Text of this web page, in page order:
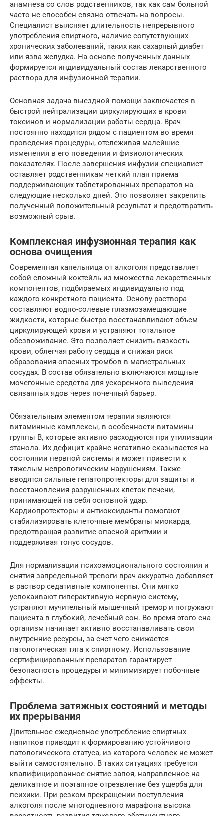
анамнеза со слов родственников, так как сам больной
часто не способен связно отвечать на вопросы.
Специалист выясняет длительность непрерывного
употребления спиртного, наличие сопутствующих
хронических заболеваний, таких как сахарный диабет
или язва желудка. На основе полученных данных
формируется индивидуальный состав лекарственного
раствора для инфузионной терапии.
Основная задача выездной помощи заключается в
быстрой нейтрализации циркулирующих в крови
токсинов и нормализации работы сердца. Врач
постоянно находится рядом с пациентом во время
проведения процедуры, отслеживая малейшие
изменения в его поведении и физиологических
показателях. После завершения инфузии специалист
оставляет родственникам четкий план приема
поддерживающих таблетированных препаратов на
следующие несколько дней. Это позволяет закрепить
полученный положительный результат и предотвратить
возможный срыв.
Комплексная инфузионная терапия как
основа очищения
Современная капельница от алкоголя представляет
собой сложный коктейль из множества лекарственных
компонентов, подбираемых индивидуально под
каждого конкретного пациента. Основу раствора
составляют водно-солевые плазмозамещающие
жидкости, которые быстро восстанавливают объем
циркулирующей крови и устраняют тотальное
обезвоживание. Это позволяет снизить вязкость
крови, облегчая работу сердца и снижая риск
образования опасных тромбов в магистральных
сосудах. В состав обязательно включаются мощные
мочегонные средства для ускоренного выведения
связанных ядов через почечный барьер.
Обязательным элементом терапии являются
витаминные комплексы, в особенности витамины
группы B, которые активно расходуются при утилизации
этанола. Их дефицит крайне негативно сказывается на
состоянии нервной системы и может привести к
тяжелым неврологическим нарушениям. Также
вводятся сильные гепатопротекторы для защиты и
восстановления разрушенных клеток печени,
принимающей на себя основной удар.
Кардиопротекторы и антиоксиданты помогают
стабилизировать клеточные мембраны миокарда,
предотвращая развитие опасной аритмии и
поддерживая тонус сосудов.
Для нормализации психоэмоционального состояния и
снятия запредельной тревоги врач аккуратно добавляет
в раствор седативные компоненты. Они мягко
успокаивают гиперактивную нервную систему,
устраняют мучительный мышечный тремор и погружают
пациента в глубокий, лечебный сон. Во время этого сна
организм начинает активно восстанавливать свои
внутренние ресурсы, за счет чего снижается
патологическая тяга к спиртному. Использование
сертифицированных препаратов гарантирует
безопасность процедуры и минимизирует побочные
эффекты.
Проблема затяжных состояний и методы
их прерывания
Длительное ежедневное употребление спиртных
напитков приводит к формированию устойчивого
патологического статуса, из которого человек не может
выйти самостоятельно. В таких ситуациях требуется
квалифицированное снятие запоя, направленное на
деликатное и поэтапное отрезвление без ущерба для
психики. При резком прекращении поступления
алкоголя после многодневного марафона высока